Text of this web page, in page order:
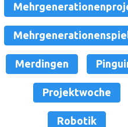
Merdingen
Projektwoche
Robotik